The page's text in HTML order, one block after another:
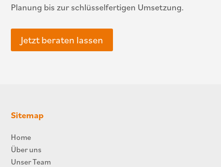
Planung bis zur schlüsselfertigen Umsetzung.
Jetzt beraten lassen
Sitemap
Home
Über uns
Unser Team